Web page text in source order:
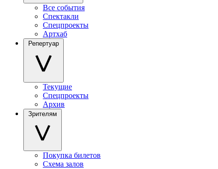
Все события
Спектакли
Спецпроекты
Артхаб
Репертуар
Текущие
Спецпроекты
Архив
Зрителям
Покупка билетов
Схема залов